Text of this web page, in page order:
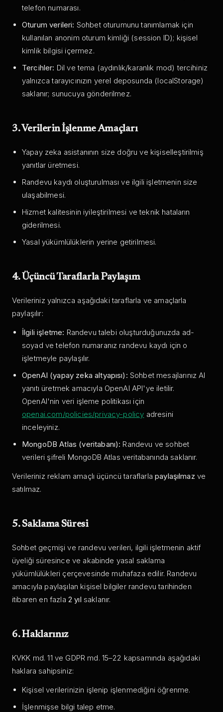
telefon numarası.
Oturum verileri: Sohbet oturumunu tanımlamak için
kullanılan anonim oturum kimliği (session ID); kişisel
kimlik bilgisi içermez.
Tercihler: Dil ve tema (aydınlık/karanlık mod) tercihiniz
yalnızca tarayıcınızın yerel deposunda (localStorage)
saklanır; sunucuya gönderilmez.
3. Verilerin İşlenme Amaçları
Yapay zeka asistanının size doğru ve kişiselleştirilmiş
yanıtlar üretmesi.
Randevu kaydı oluşturulması ve ilgili işletmenin size
ulaşabilmesi.
Hizmet kalitesinin iyileştirilmesi ve teknik hataların
giderilmesi.
Yasal yükümlülüklerin yerine getirilmesi.
4. Üçüncü Taraflarla Paylaşım
Verileriniz yalnızca aşağıdaki taraflarla ve amaçlarla
paylaşılır:
İlgili işletme: Randevu talebi oluşturduğunuzda ad-
soyad ve telefon numaranız randevu kaydı için o
işletmeyle paylaşılır.
OpenAI (yapay zeka altyapısı): Sohbet mesajlarınız AI
yanıtı üretmek amacıyla OpenAI API'ye iletilir.
OpenAI'nin veri işleme politikası için
openai.com/policies/privacy-policy adresini
inceleyiniz.
MongoDB Atlas (veritabanı): Randevu ve sohbet
verileri şifreli MongoDB Atlas veritabanında saklanır.
Verileriniz reklam amaçlı üçüncü taraflarlapaylaşılmaz ve
satılmaz.
5. Saklama Süresi
Sohbet geçmişi ve randevu verileri, ilgili işletmenin aktif
üyeliği süresince ve akabinde yasal saklama
yükümlülükleri çerçevesinde muhafaza edilir. Randevu
amacıyla paylaşılan kişisel bilgiler randevu tarihinden
itibaren en fazla 2 yıl saklanır.
6. Haklarınız
KVKK md. 11 ve GDPR md. 15–22 kapsamında aşağıdaki
haklara sahipsiniz:
Kişisel verilerinizin işlenip işlenmediğini öğrenme.
İşlenmişse bilgi talep etme.